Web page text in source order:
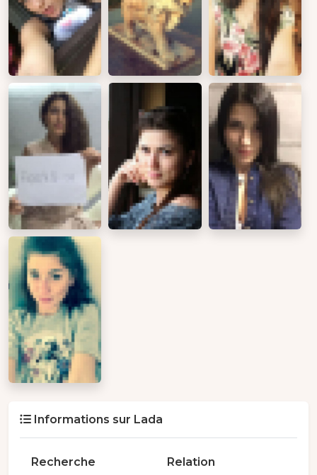
Informations sur Lada
Recherche
Relation